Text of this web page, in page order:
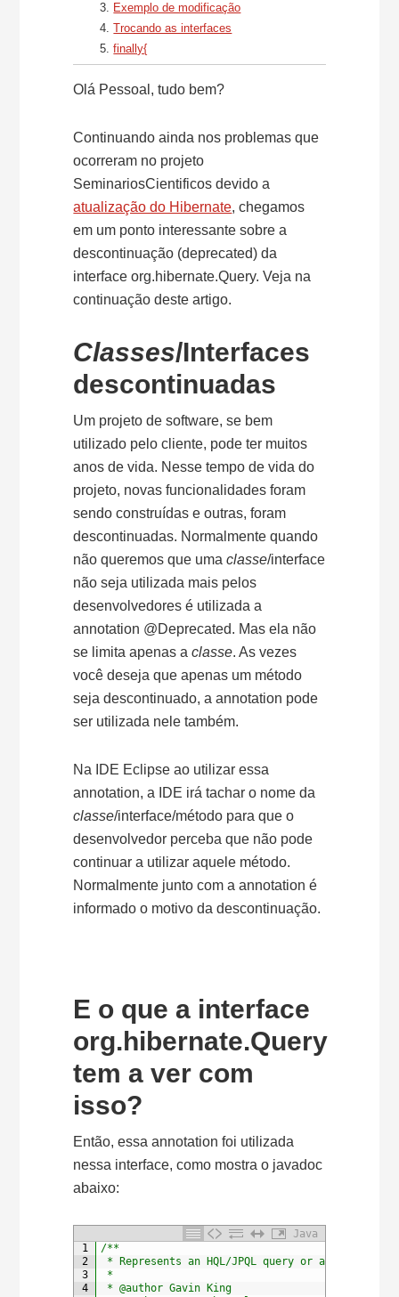
Exemplo de modificação
Trocando as interfaces
finally{
Olá Pessoal, tudo bem?
Continuando ainda nos problemas que
ocorreram no projeto
SeminariosCientificos devido a
atualização do Hibernate, chegamos
em um ponto interessante sobre a
descontinuação (deprecated) da
interface org.hibernate.Query. Veja na
continuação deste artigo.
Classes/Interfaces
descontinuadas
Um projeto de software, se bem
utilizado pelo cliente, pode ter muitos
anos de vida. Nesse tempo de vida do
projeto, novas funcionalidades foram
sendo construídas e outras, foram
descontinuadas. Normalmente quando
não queremos que umaclasse/interface
não seja utilizada mais pelos
desenvolvedores é utilizada a
annotation @Deprecated. Mas ela não
se limita apenas aclasse. As vezes
você deseja que apenas um método
seja descontinuado, a annotation pode
ser utilizada nele também.
Na IDE Eclipse ao utilizar essa
annotation, a IDE irá tachar o nome da
classe/interface/método para que o
desenvolvedor perceba que não pode
continuar a utilizar aquele método.
Normalmente junto com a annotation é
informado o motivo da descontinuação.
E o que a interface
org.hibernate.Query
tem a ver com
isso?
Então, essa annotation foi utilizada
nessa interface, como mostra o javadoc
abaixo:
Java
1
2
3
4
/**
* Represents an HQL/JPQL query or a compiled
*
* @author Gavin King